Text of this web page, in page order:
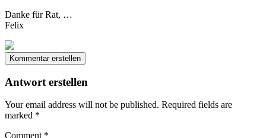
Danke für Rat, …
Felix
Kommentar erstellen
Antwort erstellen
Your email address will not be published. Required fields are
marked *
Comment *